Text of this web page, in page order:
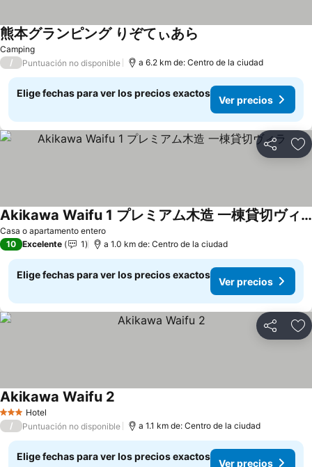
Camping
熊本グランピング りぞてぃあら
/ Puntuación no disponible a 6.2 km de: Centro de la ciudad
Elige fechas para ver los precios exactos
Ver precios
Compartir
Casa o apartamento entero
Akikawa Waifu 1 プレミアム木造 一棟貸切ヴィラ
10 Excelente 1 a 1.0 km de: Centro de la ciudad
Elige fechas para ver los precios exactos
Ver precios
Compartir
3 Estrellas
Hotel
Akikawa Waifu 2
/ Puntuación no disponible a 1.1 km de: Centro de la ciudad
Elige fechas para ver los precios exactos
Ver precios